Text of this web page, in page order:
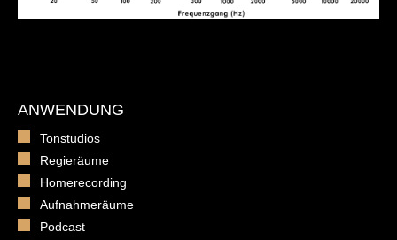
ANWENDUNG
Tonstudios
Regieräume
Homerecording
Aufnahmeräume
Podcast